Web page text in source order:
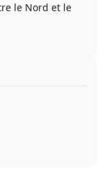
le Nord et le